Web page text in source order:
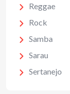
Reggae
Rock
Samba
Sarau
Sertanejo